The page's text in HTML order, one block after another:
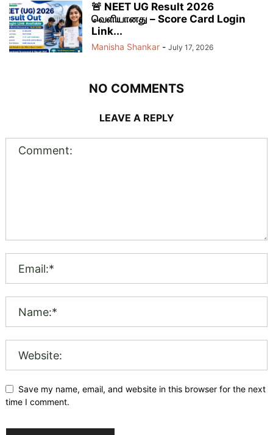
🚨 NEET UG Result 2026
வெளியானது – Score Card Login
Link...
Manisha Shankar - July 17, 2026
NO COMMENTS
LEAVE A REPLY
Save my name, email, and website in this browser for the next
time I comment.